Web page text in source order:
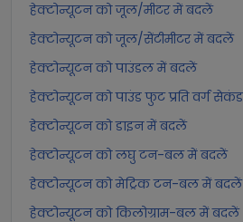
हेक्टोन्यूटन को जूल/मीटर में बदलें
हेक्टोन्यूटन को जूल/सेंटीमीटर में बदलें
हेक्टोन्यूटन को पाउंडल में बदलें
हेक्टोन्यूटन को पाउंड फुट प्रति वर्ग
हेक्टोन्यूटन को डाइन में बदलें
हेक्टोन्यूटन को लघु टन-बल में बदलें
हेक्टोन्यूटन को मेट्रिक टन-बल में बदलें
हेक्टोन्यूटन को किलोग्राम-बल में बदलें